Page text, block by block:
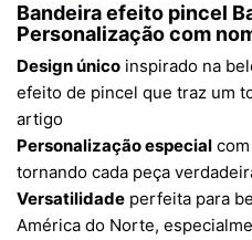
Bandeira efeito pincel
Personalização com
Design único inspirado na
efeito de pincel que traz um
artigo
Personalização especial
tornando cada peça
Versatilidade perfeita para
América do Norte,